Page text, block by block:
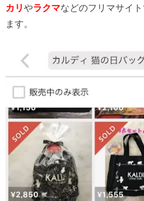
カリやラクマなどのフリマサイ
ます。